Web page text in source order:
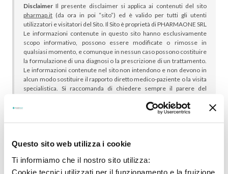
Questo sito web utilizza i cookie
Ti informiamo che il nostro sito utilizza:
Cookie tecnici utilizzati per il funzionamento e la fruizione
Disclaimer Il presente disclaimer si applica ai contenuti del sito
pharmap.it (da ora in poi “sito”) ed è valido per tutti gli utenti
utilizzatori e visitatori del Sito. Il Sito è proprietà di PHARMAONE SRL
Le informazioni contenute in questo sito hanno esclusivamente
scopo informativo, possono essere modificate o rimosse in
qualsiasi momento, e comunque in nessun caso possono costituire
la formulazione di una diagnosi o la prescrizione di un trattamento.
Le informazioni contenute nel sito non intendono e non devono in
alcun modo sostituire il rapporto diretto medico-paziente o la visita
specialistica. Si raccomanda di chiedere sempre il parere del
indicazione riportata. Se si hanno dubbi o quesiti sull’uso di un
medicinale è necessario consultare il proprio medico.